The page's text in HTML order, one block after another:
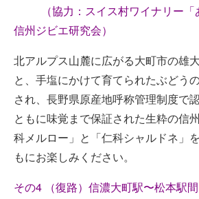
（協力：スイス村ワイナリー「あ
信州ジビエ研究会）
北アルプス山麓に広がる大町市の雄
と、手塩にかけて育てられたぶどう
され、長野県原産地呼称管理制度で
ともに味覚まで保証された生粋の信
科メルロー」と「仁科シャルドネ」
もにお楽しみください。
その4 （復路）信濃大町駅〜松本駅